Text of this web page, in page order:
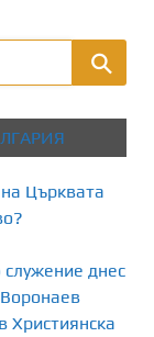
Църквата
днес
Християнска